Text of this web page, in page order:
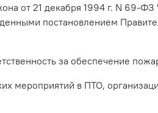
от 21 декабря 1994 г. N 69-
постановлением
за обеспечение
мероприятий в ПТО,